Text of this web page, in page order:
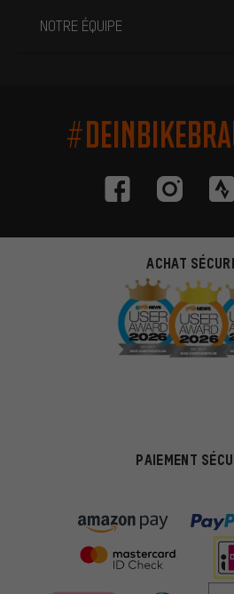
NOTRE ÉQUIPE
ACHAT
PAIEMENT